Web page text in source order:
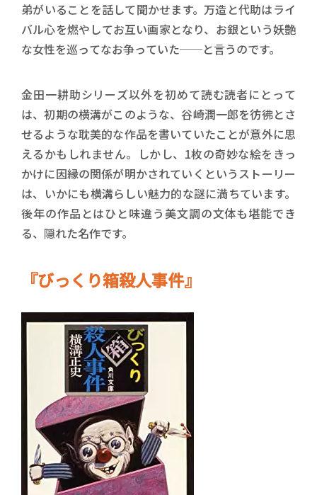
弟がいることを話して聞かせます。万造と代助はライ
バル心を燃やしてお互い画家となり、お銀という妖艶
な女性を巡ってなお争っていた──と言うのです。
金田一耕助シリーズ以外を初めて読む読者にとって
は、初期の横溝がこのような、谷崎潤一郎を彷彿とさ
せるような耽美的な作品を書いていたことが意外に思
えるかもしれません。しかし、1枚の奇妙な絵をきっ
かけに因縁の関係が明かされていくというストーリー
は、いかにも横溝らしい魅力的な謎に満ちています。
後年の作品とはひと味違う美文調の文体も堪能でき
る、隠れた名作です。
『びっくり箱殺人事件』